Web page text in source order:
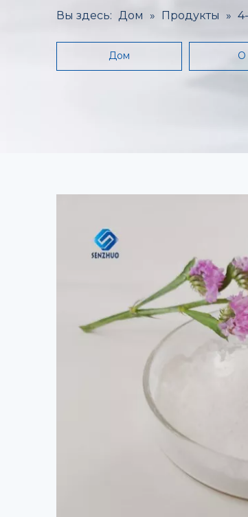
Вы здесь: Дом » Продукты »
Дом О